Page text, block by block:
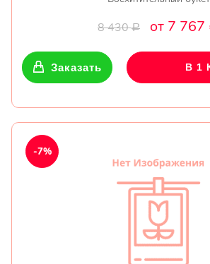
8 430Р от 7 767
Заказать В 1
-7%